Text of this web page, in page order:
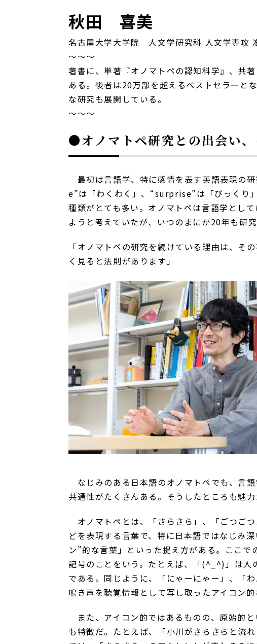
秋田 喜美
名古屋大学大学院 人文学研究科 人文学専攻
～～～
著書に、単著『オノマトペの認知科学』、共
ある。後者は20万部を超えるベストセラーと
な研究も展開している。
～～～
●オノマトペ研究との出会い
最初は言語学、特に感情を表す英語表現の研
e”は「わくわく」、 “surprise”は「びっくり
種類がとても多い。オノマトペは言語学とし
ようと考えていたが、いつのまにか20年も研
「オノマトペの研究を続けている理由は、そ
く見ると法則があります」
なじみのある日本語のオノマトペでも、言
共通性がたくさんある。そうしたところも魅力
オノマトペとは、「さらさら」、「ごつご
どを表現する言葉で、特に日本語ではなじみ
ン”的な言葉」といった捉え方がある。ここ
記号のことをいう。たとえば、「(^_^)」は人
である。同じように、「にゃーにゃー」、「
鳴き声を聴覚情報として写し取ったアイコン
また、アイコン的ではあるものの、原始的
も特徴だ。たとえば、「小川がさらさらと流